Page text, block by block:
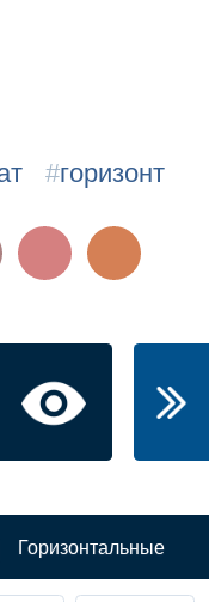
#горизонт
Горизонтальные